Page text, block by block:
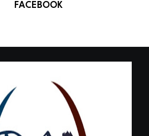
FACEBOOK